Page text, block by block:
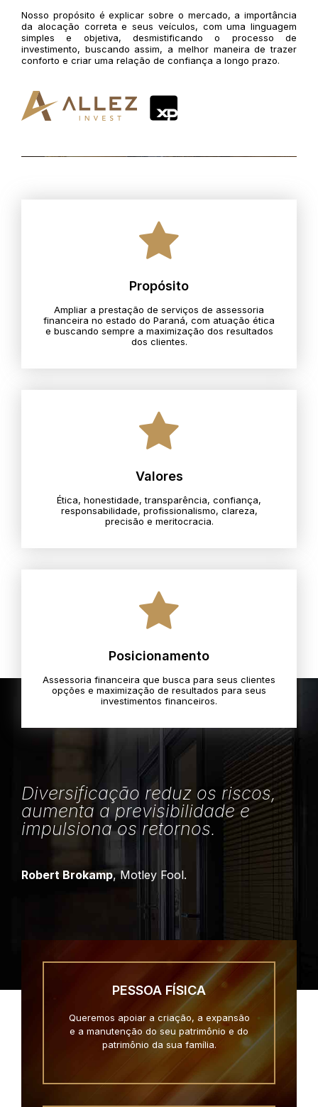
Nosso propósito é explicar sobre o mercado, a importância
da alocação correta e seus veículos, com uma linguagem
simples e objetiva, desmistificando o processo de
investimento, buscando assim, a melhor maneira de trazer
conforto e criar uma relação de confiança a longo prazo.
Propósito
Ampliar a prestação de serviços de assessoria
financeira no estado do Paraná, com atuação ética
e buscando sempre a maximização dos resultados
dos clientes.
Valores
Ética, honestidade, transparência, confiança,
responsabilidade, profissionalismo, clareza,
precisão e meritocracia.​
Posicionamento
Assessoria financeira que busca para seus clientes
opções e maximização de resultados para seus
investimentos financeiros.
Diversificação reduz os riscos,
aumenta a previsibilidade e
impulsiona os retornos.
Robert Brokamp, Motley Fool.
PESSOA FÍSICA
Queremos apoiar a criação, a expansão
e a manutenção do seu patrimônio e do
patrimônio da sua família.